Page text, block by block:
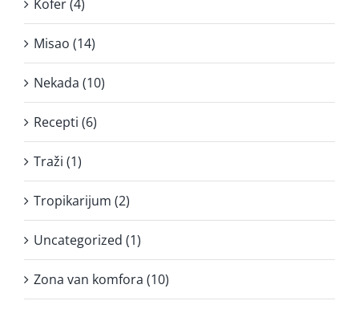
Kofer (4)
Misao (14)
Nekada (10)
Recepti (6)
Traži (1)
Tropikarijum (2)
Uncategorized (1)
Zona van komfora (10)